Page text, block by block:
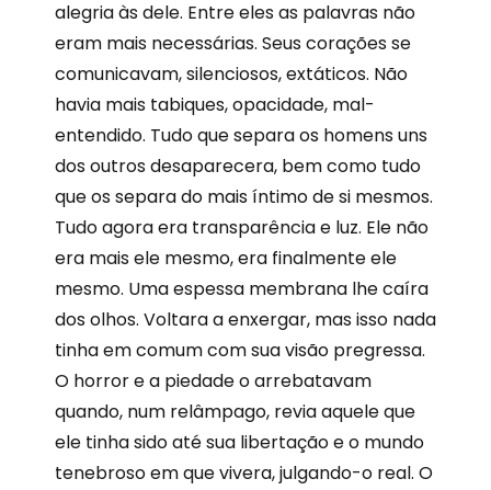
alegria às dele. Entre eles as palavras não
eram mais necessárias. Seus corações se
comunicavam, silenciosos, extáticos. Não
havia mais tabiques, opacidade, mal-
entendido. Tudo que separa os homens uns
dos outros desaparecera, bem como tudo
que os separa do mais íntimo de si mesmos.
Tudo agora era transparência e luz. Ele não
era mais ele mesmo, era finalmente ele
mesmo. Uma espessa membrana lhe caíra
dos olhos. Voltara a enxergar, mas isso nada
tinha em comum com sua visão pregressa.
O horror e a piedade o arrebatavam
quando, num relâmpago, revia aquele que
ele tinha sido até sua libertação e o mundo
tenebroso em que vivera, julgando-o real. O